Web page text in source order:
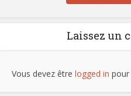
Laissez un
Vous devez être logged in